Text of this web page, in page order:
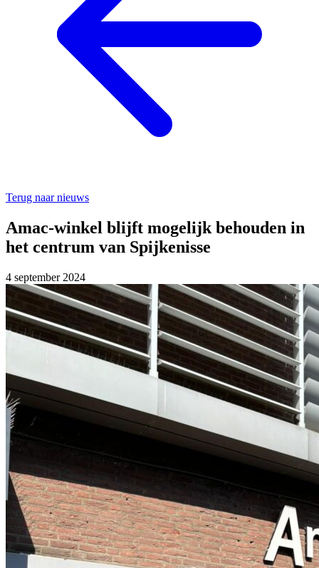
Terug naar nieuws
Amac-winkel blijft mogelijk behouden in
het centrum van Spijkenisse
4 september 2024